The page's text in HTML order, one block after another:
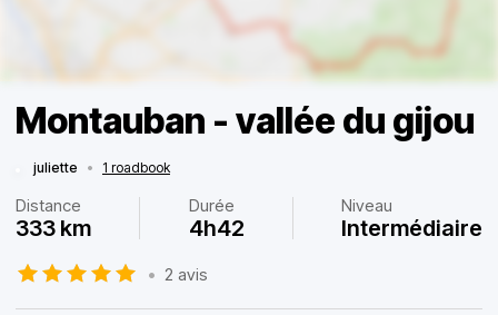
Montauban - vallée du gijou
juliette • 1 roadbook
Distance
333 km
Durée
4h42
Niveau
Intermédiaire
• 2 avis